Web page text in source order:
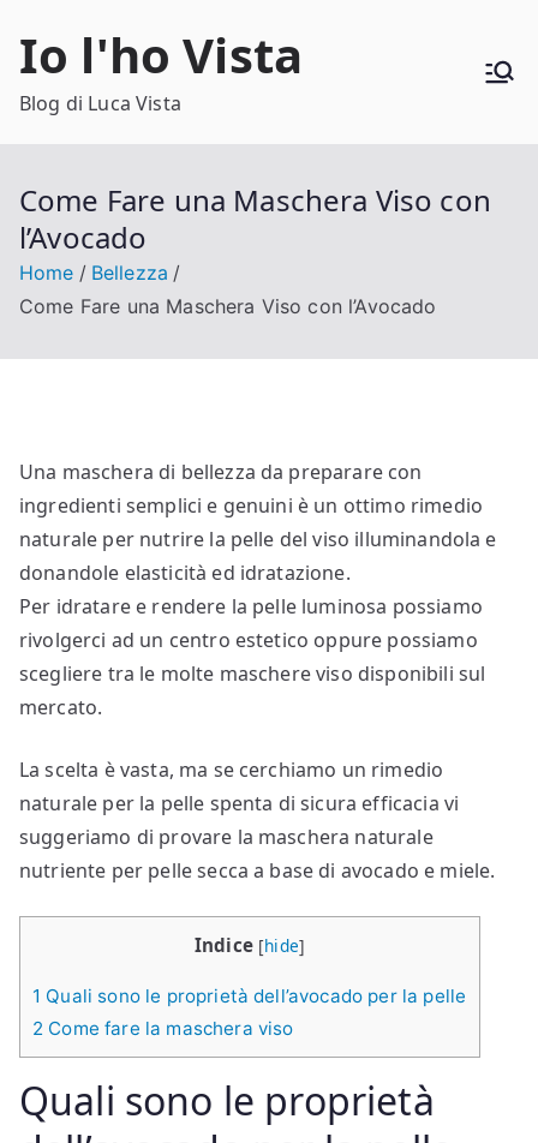
Io l'ho Vista
Blog di Luca Vista
Come Fare una Maschera Viso con
l’Avocado
Home
Bellezza
Come Fare una Maschera Viso con l’Avocado
Una maschera di bellezza da preparare con
ingredienti semplici e genuini è un ottimo rimedio
naturale per nutrire la pelle del viso illuminandola e
donandole elasticità ed idratazione.
Per idratare e rendere la pelle luminosa possiamo
rivolgerci ad un centro estetico oppure possiamo
scegliere tra le molte maschere viso disponibili sul
mercato.
La scelta è vasta, ma se cerchiamo un rimedio
naturale per la pelle spenta di sicura efficacia vi
suggeriamo di provare la maschera naturale
nutriente per pelle secca a base di avocado e miele.
Indice [hide]
1 Quali sono le proprietà dell’avocado per la pelle
2 Come fare la maschera viso
Quali sono le proprietà